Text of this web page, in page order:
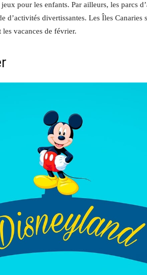
pour les enfants. Par ailleurs, les parcs
d’activités divertissantes. Les Îles
vacances de février.